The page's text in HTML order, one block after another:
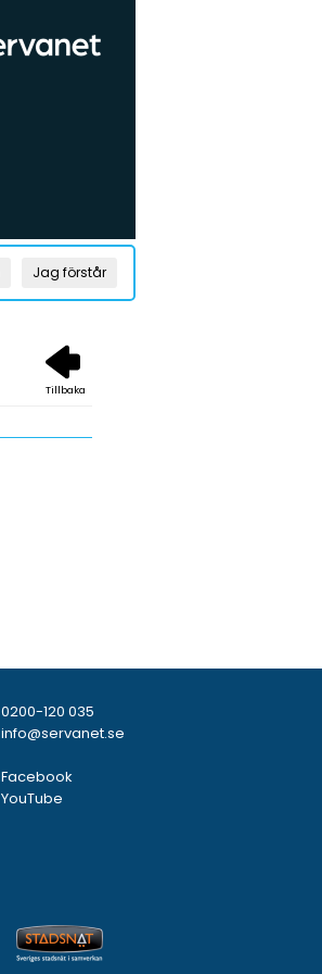
Jag förstår
Tillbaka
0200-120 035
info@servanet.se
Facebook
YouTube